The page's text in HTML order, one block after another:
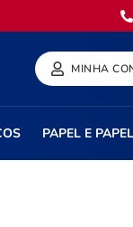
MINHA
PAPEL E